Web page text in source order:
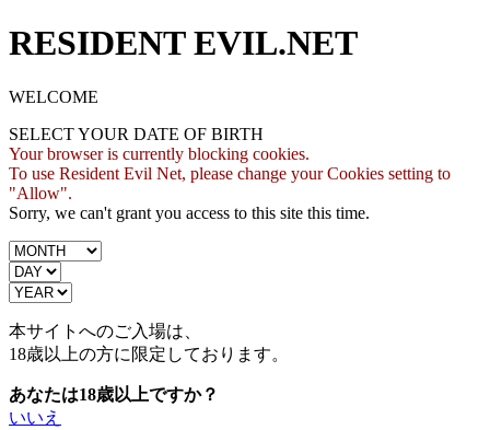
RESIDENT EVIL.NET
WELCOME
SELECT YOUR DATE OF BIRTH
Your browser is currently blocking cookies.
To use Resident Evil Net, please change your Cookies setting to
"Allow".
Sorry, we can't grant you access to this site this time.
本サイトへのご入場は、
18歳以上の方に限定しております。
あなたは18歳以上ですか？
いいえ